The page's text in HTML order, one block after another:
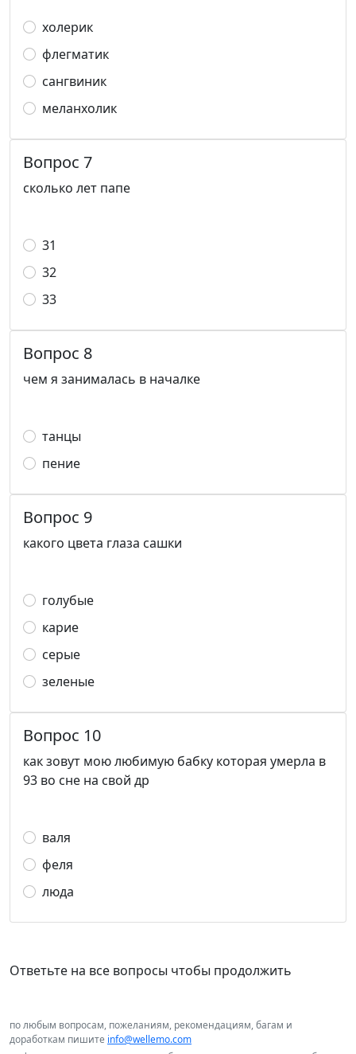
холерик
флегматик
сангвиник
меланхолик
Вопрос 7
сколько лет папе
31
32
33
Вопрос 8
чем я занималась в началке
танцы
пение
Вопрос 9
какого цвета глаза сашки
голубые
карие
серые
зеленые
Вопрос 10
как зовут мою любимую бабку которая умерла в
93 во сне на свой др
валя
феля
люда
Ответьте на все вопросы чтобы продолжить
по любым вопросам, пожеланиям, рекомендациям, багам и
доработкам пишите info@wellemo.com